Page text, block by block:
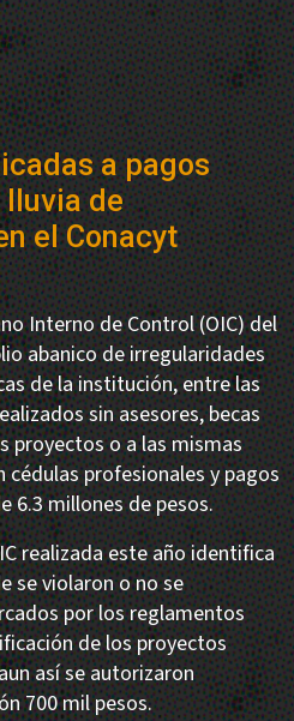
a pagos
de
el Conacyt
Interno de Control (OIC) del
abanico de irregularidades
de la institución, entre las
sin asesores, becas
proyectos o a las mismas
cédulas profesionales y pagos
6.3 millones de pesos.
realizada este año identifica
se violaron o no se
por los reglamentos
de los proyectos
así se autorizaron
700 mil pesos.